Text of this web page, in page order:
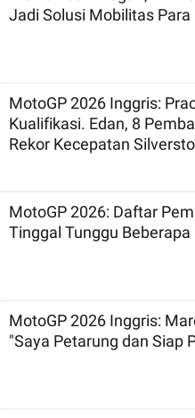
Jadi Solusi Mobilitas Para
MotoGP 2026 Inggris:
Kualifikasi. Edan, 8
Rekor Kecepatan
MotoGP 2026: Daftar
Tinggal Tunggu Beberapa
MotoGP 2026 Inggris:
"Saya Petarung dan Siap